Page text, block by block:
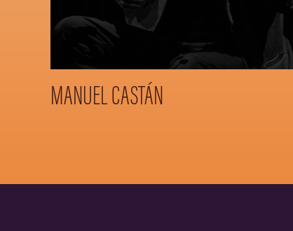
MANUEL CASTÁN